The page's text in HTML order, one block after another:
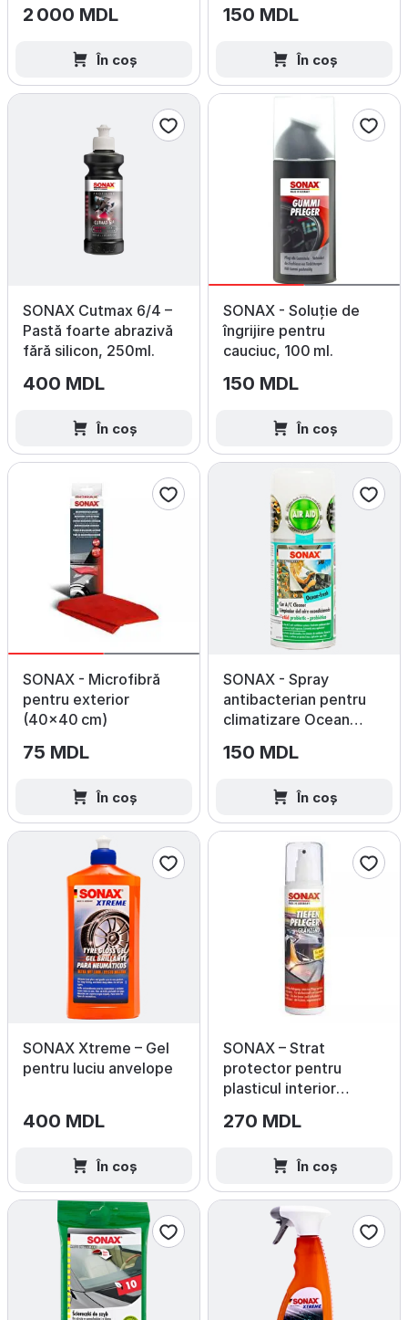
2 000 MDL
În coș
150 MDL
În coș
SONAX Cutmax 6/4 –
Pastă foarte abrazivă
fără silicon, 250ml.
400 MDL
În coș
SONAX - Soluție de
îngrijire pentru
cauciuc, 100 ml.
150 MDL
În coș
SONAX - Microfibră
pentru exterior
(40×40 cm)
75 MDL
În coș
SONAX - Spray
antibacterian pentru
climatizare Ocean
150 MDL
În coș
SONAX Xtreme – Gel
pentru luciu anvelope
400 MDL
În coș
SONAX – Strat
protector pentru
plasticul interior
270 MDL
În coș